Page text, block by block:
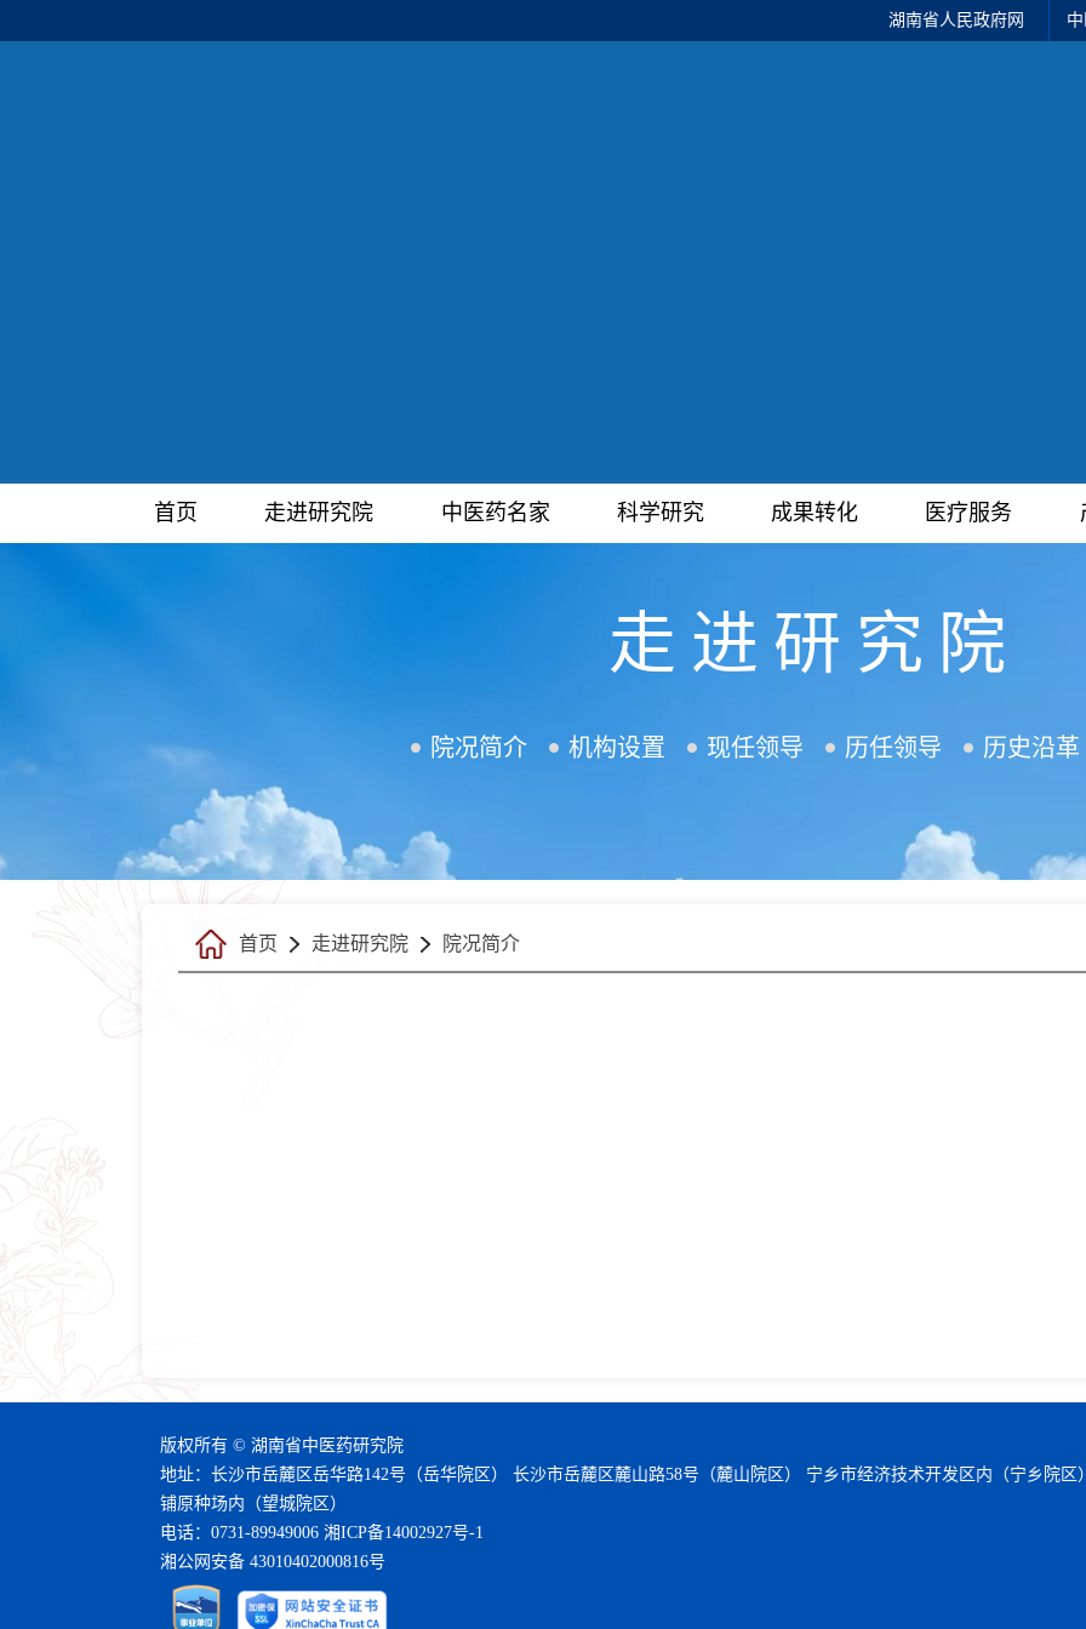
湖南省人民政府网
首页 走进研究院 中医药名家 科学研究 成果转化 医疗服务
走进研究院
院况简介 机构设置 现任领导 历任领导 历史沿革
首页 走进研究院 院况简介
版权所有 © 湖南省中医药研究院
地址：长沙市岳麓区岳华路142号（岳华院区） 长沙市岳麓区麓山路58号（麓山院区） 宁乡市经济技术开发区内（宁乡院区
铺原种场内（望城院区）
电话：0731-89949006 湘ICP备14002927号-1
湘公网安备 43010402000816号